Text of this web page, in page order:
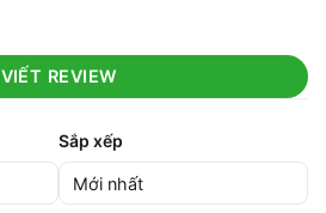
VIẾT REVIEW
Sắp xếp